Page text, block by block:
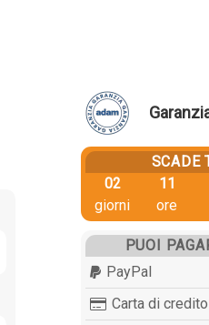
SCADE
02
giorni
11
ore
PUOI
PayPal
Carta di credito